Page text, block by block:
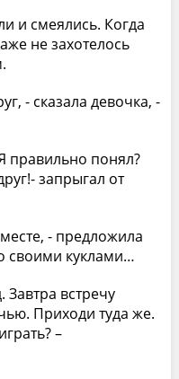
и смеялись. Когда
не захотелось
- сказала девочка, -
правильно понял?
запрыгал от
- предложила
своими куклами…
встречу
Приходи туда же.
–